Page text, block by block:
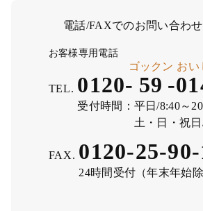
電話/FAXでのお問い合わ
お客様専用電話
TEL. 0120- 59
ゴックン
-
おい
受付時間： 平日/8:40～
土・日・祝
FAX. 0120-25-
24時間受付（年末年始除